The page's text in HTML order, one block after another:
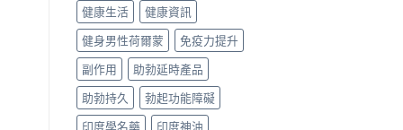
健康生活
健康資訊
健身男性荷爾蒙
免疫力提升
副作用
助勃延時產品
助勃持久
勃起功能障礙
印度學名藥
印度神油